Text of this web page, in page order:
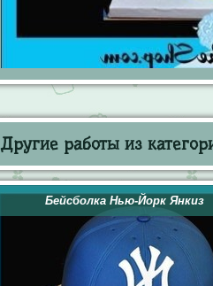
Другие работы из
Бейсболка Нью-Йорк Янкиз